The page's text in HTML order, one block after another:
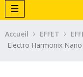
Basculer
la
navigation
☰
Accueil EFFET
Electro Harmonix